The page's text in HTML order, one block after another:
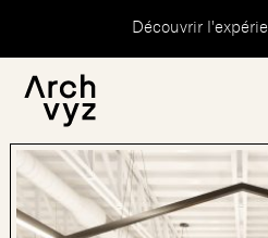
Découvrir